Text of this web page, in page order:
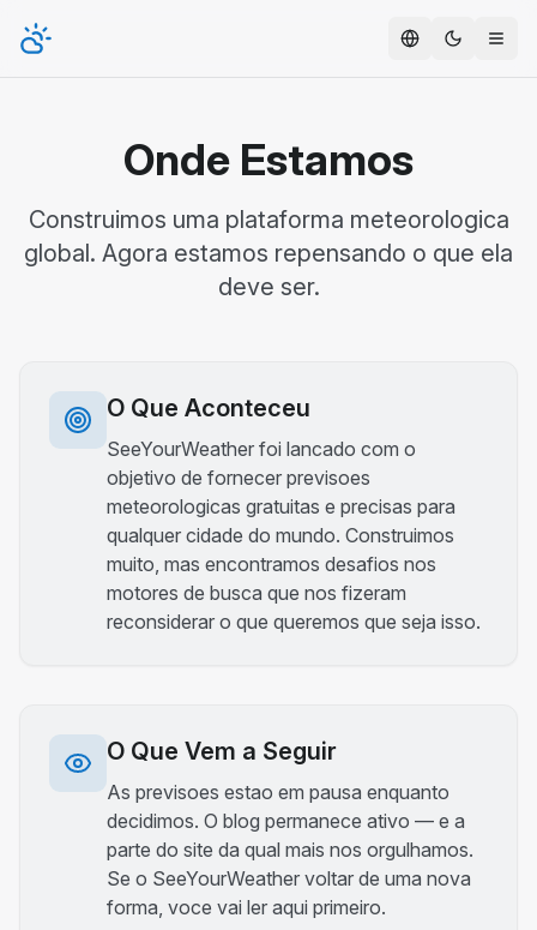
Toggle
Onde Estamos
Construimos uma plataforma meteorologica
global. Agora estamos repensando o que ela
deve ser.
O Que Aconteceu
SeeYourWeather foi lancado com o
objetivo de fornecer previsoes
meteorologicas gratuitas e precisas para
qualquer cidade do mundo. Construimos
muito, mas encontramos desafios nos
motores de busca que nos fizeram
reconsiderar o que queremos que seja isso.
O Que Vem a Seguir
As previsoes estao em pausa enquanto
decidimos. O blog permanece ativo — e a
parte do site da qual mais nos orgulhamos.
Se o SeeYourWeather voltar de uma nova
forma, voce vai ler aqui primeiro.